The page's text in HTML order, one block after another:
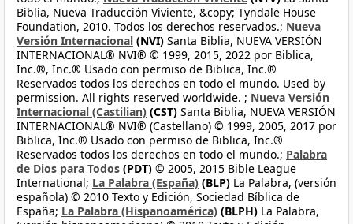
Biblia, Nueva Traducción Viviente, &copy; Tyndale House
Foundation, 2010. Todos los derechos reservados.; Nueva
Versión Internacional (NVI) Santa Biblia, NUEVA VERSIÓN
INTERNACIONAL® NVI® © 1999, 2015, 2022 por Biblica,
Inc.®, Inc.® Usado con permiso de Biblica, Inc.®
Reservados todos los derechos en todo el mundo. Used by
permission. All rights reserved worldwide. ; Nueva Versión
Internacional (Castilian) (CST) Santa Biblia, NUEVA VERSIÓN
INTERNACIONAL® NVI® (Castellano) © 1999, 2005, 2017 por
Biblica, Inc.® Usado con permiso de Biblica, Inc.®
Reservados todos los derechos en todo el mundo.; Palabra
de Dios para Todos (PDT) © 2005, 2015 Bible League
International; La Palabra (España) (BLP) La Palabra, (versión
española) © 2010 Texto y Edición, Sociedad Bíblica de
España; La Palabra (Hispanoamérica) (BLPH) La Palabra,